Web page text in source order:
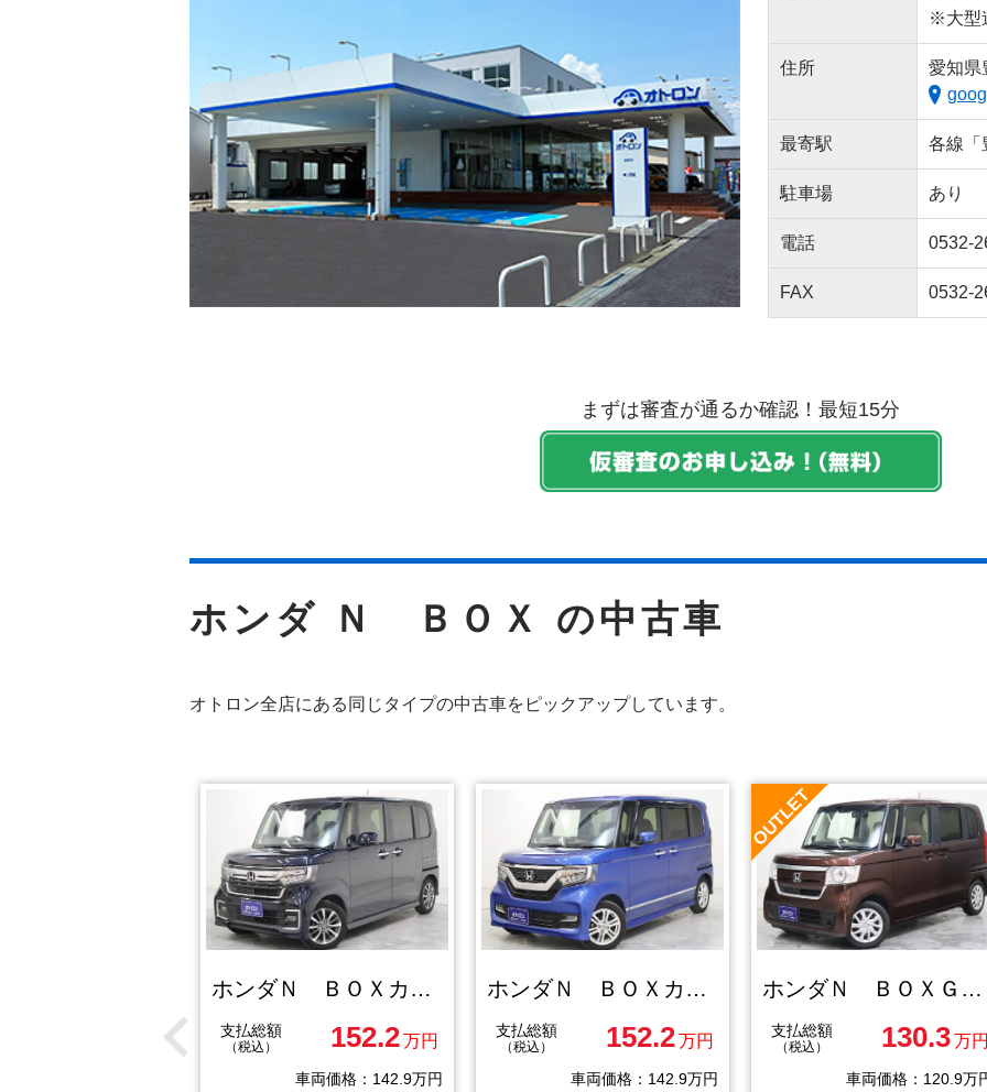
※大型
住所
愛知県
最寄駅 各線「
駐車場 あり
電話 0532-
FAX 0532-
まずは審査が通るか確認！最短15分
ホンダ Ｎ ＢＯＸ の中古車
オトロン全店にある同じタイプの中古車をピックアップしています。
ホンダＮ ＢＯＸカスタム Ｌ
支払総額
（税込） 152.2万円
車両価格：142.9万円
ホンダＮ ＢＯＸカスタム Ｇ Ｌ ホンダセンシング
支払総額
（税込） 152.2万円
車両価格：142.9万円
ホンダＮ ＢＯＸＧ Ｌ ターボ ホンダセンシング
支払総額
（税込） 130.3万円
車両価格：120.9万